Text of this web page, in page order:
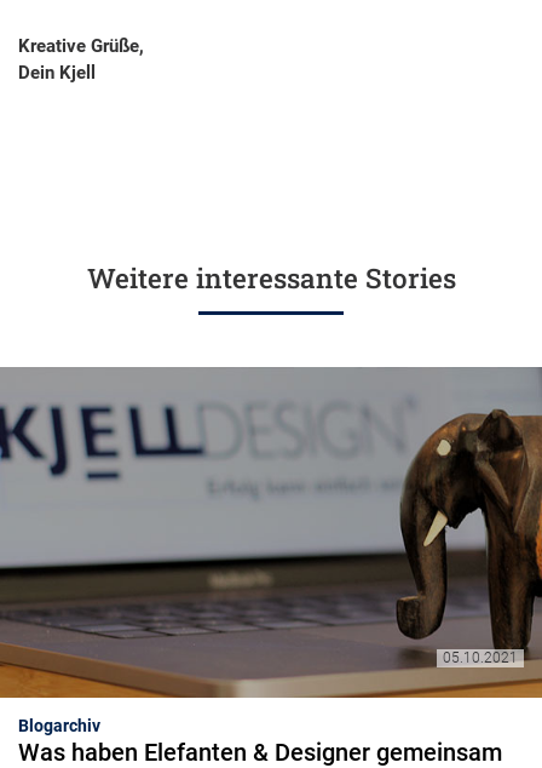
Kreative Grüße,
Dein Kjell
Weitere interessante Stories
05.10.2021
Blogarchiv
Was haben Elefanten & Designer gemeinsam